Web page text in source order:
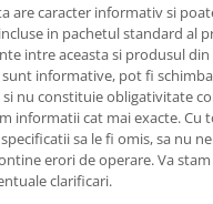
are caracter informativ si
in pachetul standard al
intre aceasta si produsul din
informative, pot fi
nu constituie obligativitate
informatii cat mai exacte. Cu
sa le fi omis, sa nu
erori de operare. Va
clarificari.